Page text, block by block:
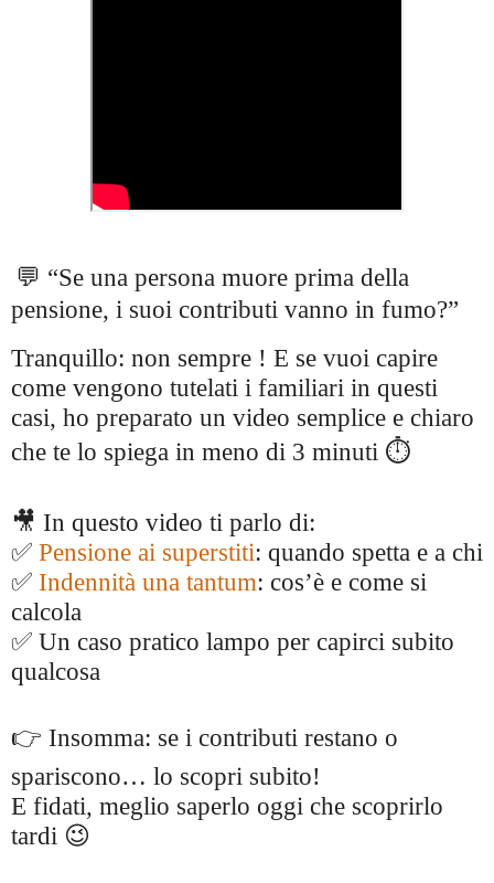
💬 “Se una persona muore prima della
pensione, i suoi contributi vanno in fumo?”
Tranquillo: non sempre ! E se vuoi capire
come vengono tutelati i familiari in questi
casi, ho preparato un video semplice e chiaro
che te lo spiega in meno di 3 minuti ⏱️
🎥 In questo video ti parlo di:
✅ Pensione ai superstiti: quando spetta e a chi
✅ Indennità una tantum: cos’è e come si
calcola
✅ Un caso pratico lampo per capirci subito
qualcosa
👉 Insomma: se i contributi restano o
spariscono… lo scopri subito!
E fidati, meglio saperlo oggi che scoprirlo
tardi 😉